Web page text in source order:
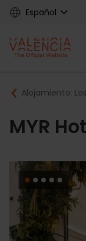
Skip
content
Español
Main
Alojamiento:
MYR